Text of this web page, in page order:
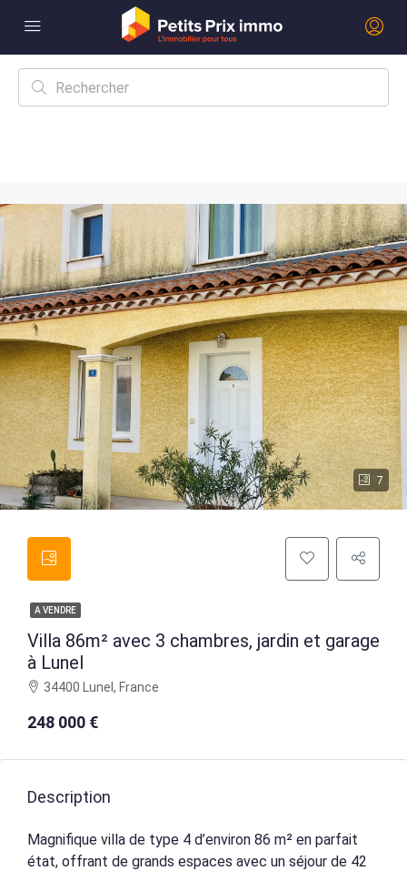
7
A VENDRE
Villa 86m² avec 3 chambres, jardin et garage
à Lunel
34400 Lunel, France
248 000 €
Description
Magnifique villa de type 4 d’environ 86 m² en parfait
état, offrant de grands espaces avec un séjour de 42